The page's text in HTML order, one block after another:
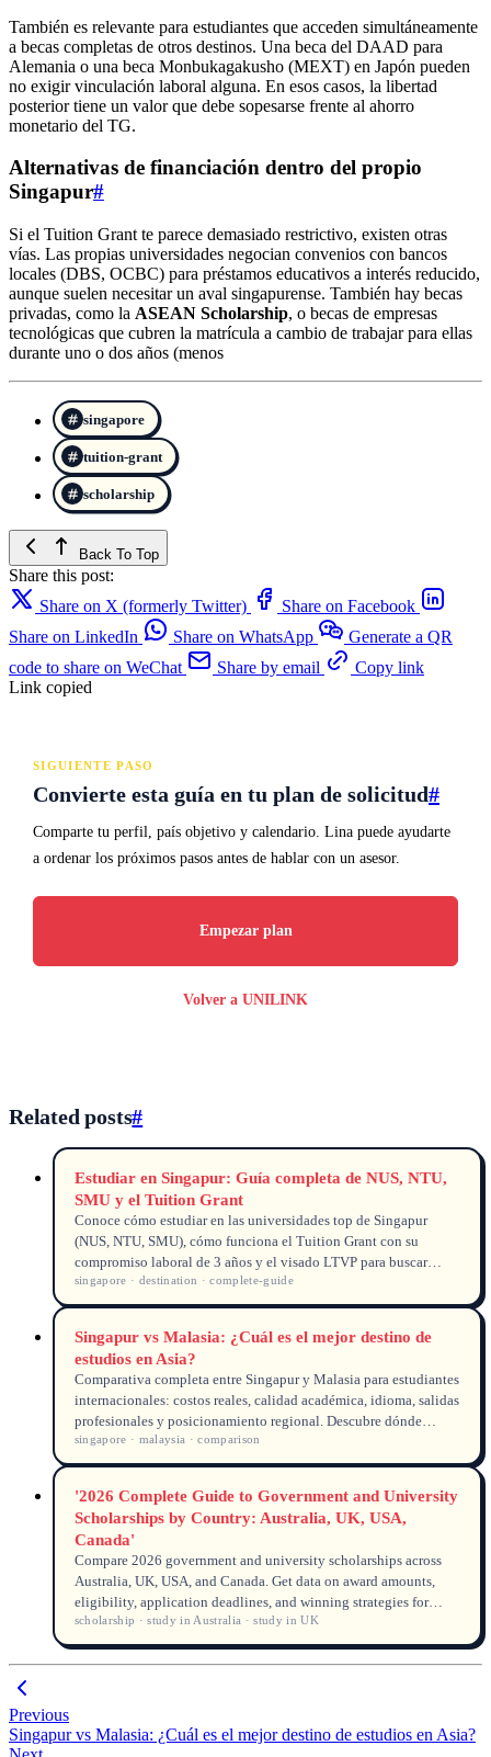
También es relevante para estudiantes que acceden simultáneamente
a becas completas de otros destinos. Una beca del DAAD para
Alemania o una beca Monbukagakusho (MEXT) en Japón pueden
no exigir vinculación laboral alguna. En esos casos, la libertad
posterior tiene un valor que debe sopesarse frente al ahorro
monetario del TG.
Alternativas de financiación dentro del propio
Singapur#
Si el Tuition Grant te parece demasiado restrictivo, existen otras
vías. Las propias universidades negocian convenios con bancos
locales (DBS, OCBC) para préstamos educativos a interés reducido,
aunque suelen necesitar un aval singapurense. También hay becas
privadas, como la ASEAN Scholarship, o becas de empresas
tecnológicas que cubren la matrícula a cambio de trabajar para ellas
durante uno o dos años (menos
singapore
tuition-grant
scholarship
Back To Top
Share this post:
Share on X (formerly Twitter)
Share on Facebook
Share on LinkedIn
Share on WhatsApp
Generate a QR
code to share on WeChat
Share by email
Copy link
Link copied
SIGUIENTE PASO
Convierte esta guía en tu plan de solicitud#
Comparte tu perfil, país objetivo y calendario. Lina puede ayudarte
a ordenar los próximos pasos antes de hablar con un asesor.
Empezar plan
Volver a UNILINK
Related posts#
Estudiar en Singapur: Guía completa de NUS, NTU,
SMU y el Tuition Grant
Conoce cómo estudiar en las universidades top de Singapur
(NUS, NTU, SMU), cómo funciona el Tuition Grant con su
compromiso laboral de 3 años y el visado LTVP para buscar
empleo tras graduarte.
singapore · destination · complete-guide
Singapur vs Malasia: ¿Cuál es el mejor destino de
estudios en Asia?
Comparativa completa entre Singapur y Malasia para estudiantes
internacionales: costos reales, calidad académica, idioma, salidas
profesionales y posicionamiento regional. Descubre dónde
encajar mejor tu presupuesto y tus metas.
singapore · malaysia · comparison
'2026 Complete Guide to Government and University
Scholarships by Country: Australia, UK, USA,
Canada'
Compare 2026 government and university scholarships across
Australia, UK, USA, and Canada. Get data on award amounts,
eligibility, application deadlines, and winning strategies for
international students.
scholarship · study in Australia · study in UK
Previous
Singapur vs Malasia: ¿Cuál es el mejor destino de estudios en Asia?